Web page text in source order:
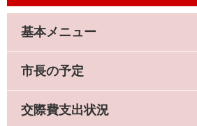
基本メニュー
市長の予定
交際費支出状況